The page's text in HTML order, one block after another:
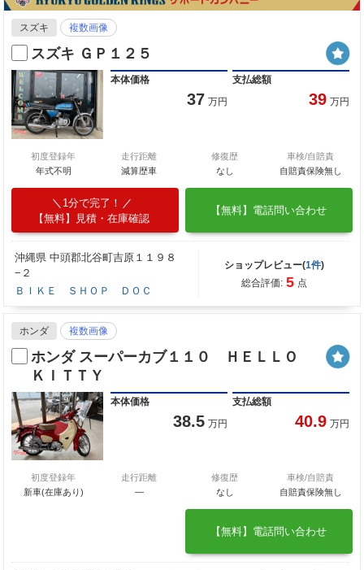
スズキ 複数画像
スズキ ＧＰ１２５
本体価格
37 万円
支払総額
39 万円
初度登録年
年式不明
走行距離
減算歴車
修復歴
なし
車検/自賠責
自賠責保険無し
1分で完了！
【無料】見積・在庫確認
【無料】電話問い合わせ
沖縄県 中頭郡北谷町吉原１１９８
−２
ＢＩＫＥ ＳＨＯＰ ＤＯＣ
ショップレビュー(1件)
総合評価: 5 点
ホンダ 複数画像
ホンダ スーパーカブ１１０ ＨＥＬＬＯ
ＫＩＴＴＹ
本体価格
38.5 万円
支払総額
40.9 万円
初度登録年
新車(在庫あり)
走行距離
―
修復歴
なし
車検/自賠責
自賠責保険無し
【無料】電話問い合わせ